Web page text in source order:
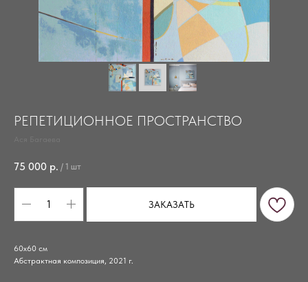
РЕПЕТИЦИОННОЕ ПРОСТРАНСТВО
75 000 р. / 1 шт
ЗАКАЗАТЬ
60х60 см
Абстрактная композиция, 2021 г.